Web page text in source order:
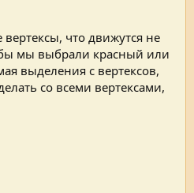
что движутся не
мы выбрали красный или
выделения с вертексов,
со всеми вертексами,